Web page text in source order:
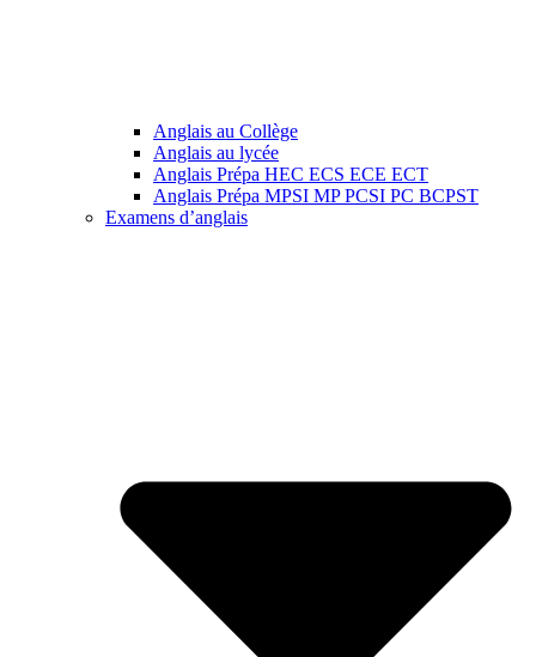
Anglais au Collège
Anglais au lycée
Anglais Prépa HEC ECS ECE ECT
Anglais Prépa MPSI MP PCSI PC BCPST
Examens d’anglais